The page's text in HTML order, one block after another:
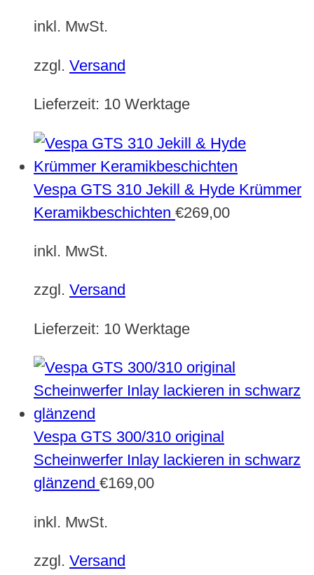
inkl. MwSt.
zzgl. Versand
Lieferzeit: 10 Werktage
Vespa GTS 310 Jekill & Hyde Krümmer
Keramikbeschichten €269,00
inkl. MwSt.
zzgl. Versand
Lieferzeit: 10 Werktage
Vespa GTS 300/310 original
Scheinwerfer Inlay lackieren in schwarz
glänzend €169,00
inkl. MwSt.
zzgl. Versand